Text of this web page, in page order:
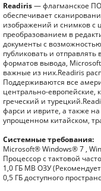
Readiris— флагманское ПО
обеспечивает
изображений и снимков с
преобразованием в
документы с
публиковать и
форматов вывода,
важные из них.Readiris
Поддерживаются все
центрально-европейские,
греческий и
фарси и иврите, а также
упрощенном китайском,
Системные требования:
Microsoft® Windows® 7 ,
Процессор с тактовой
1,0 ГБ MB ОЗУ
0,5 ГБ доступного